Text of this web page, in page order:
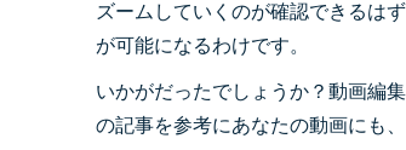
ズームしていくのが確認できるは
が可能になるわけです。
いかがだったでしょうか？動画編
の記事を参考にあなたの動画にも